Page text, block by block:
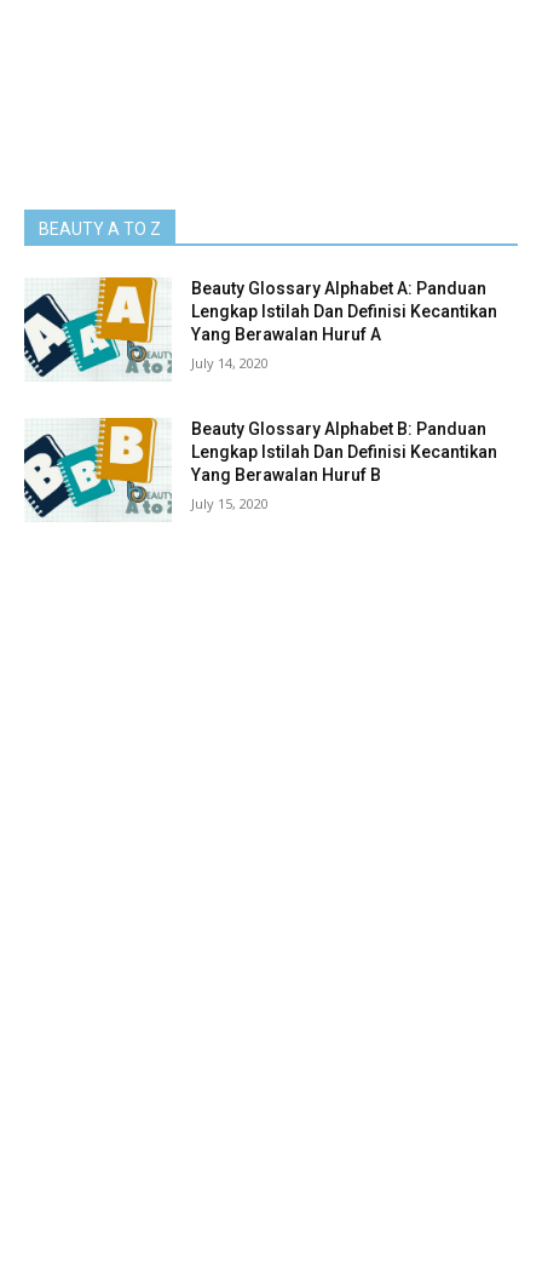
BEAUTY A TO Z
Beauty Glossary Alphabet A: Panduan
Lengkap Istilah Dan Definisi Kecantikan
Yang Berawalan Huruf A
July 14, 2020
Beauty Glossary Alphabet B: Panduan
Lengkap Istilah Dan Definisi Kecantikan
Yang Berawalan Huruf B
July 15, 2020